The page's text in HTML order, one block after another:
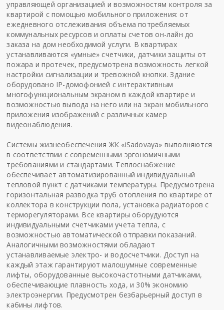
управляющей организацией и возможностям контроля за
квартирой с помощью мобильного приложения: от
ежедневного отслеживания объема потребляемых
коммунальных ресурсов и оплаты счетов он-лайн до
заказа на дом необходимой услуги. В квартирах
устанавливаются «умные» счетчики, датчики защиты от
пожара и протечек, предусмотрена возможность легкой
настройки сигнализации и тревожной кнопки. Здание
оборудовано IP-домофонией с интерактивным
многофункциональным экраном в каждой квартире и
возможностью вывода на него или на экран мобильного
приложения изображений с различных камер
видеонаблюдения.
Системы жизнеобеспечения ЖК «iSadovaya» выполняются
в соответствии с современными эргономичными
требованиями и стандартами. Теплоснабжение
обеспечивает автоматизированный индивидуальный
тепловой пункт с датчиками температуры. Предусмотрена
горизонтальная разводка труб отопления по квартире от
коллектора в конструкции пола, установка радиаторов с
терморегуляторами. Все квартиры оборудуются
индивидуальными счетчиками учета тепла, с
возможностью автоматической отправки показаний.
Аналогичными возможностями обладают
устанавливаемые электро- и водосчетчики. Доступ на
каждый этаж гарантируют малошумные современные
лифты, оборудованные высокочастотными датчиками,
обеспечивающие плавность хода, и 30% экономию
электроэнергии. Предусмотрен безбарьерный доступ в
кабины лифтов.